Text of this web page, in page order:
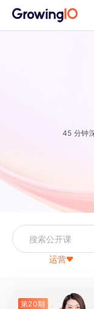
45 分钟
运营
第20期